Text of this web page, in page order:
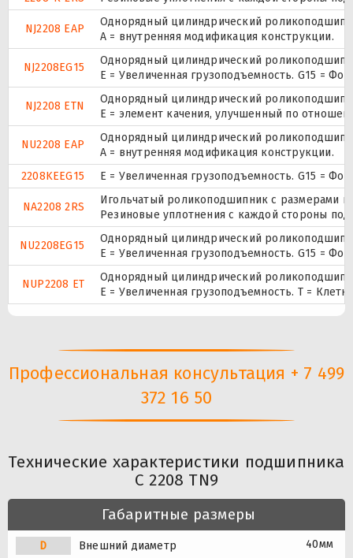
NJ2208 EAP
Однорядный цилиндрический
A = внутренняя модификация конструкции.
NJ2208EG15
Однорядный цилиндрический
E = Увеличенная грузоподъемность. G15 =
NJ2208 ETN
Однорядный цилиндрический
E = элемент качения, улучшенный по
NU2208 EAP
Однорядный цилиндрический
A = внутренняя модификация конструкции.
2208KEEG15
E = Увеличенная грузоподъемность. G15 =
NA2208 2RS
Игольчатый роликоподшипник с размерами
Резиновые уплотнения с каждой стороны
NU2208EG15
Однорядный цилиндрический
E = Увеличенная грузоподъемность. G15 =
NUP2208 ET
Однорядный цилиндрический
E = Увеличенная грузоподъемность. T =
Профессиональная консультация + 7 499
372 16 50
Технические характеристики подшипника
C 2208 TN9
Габаритные размеры
D Внешний диаметр 40мм